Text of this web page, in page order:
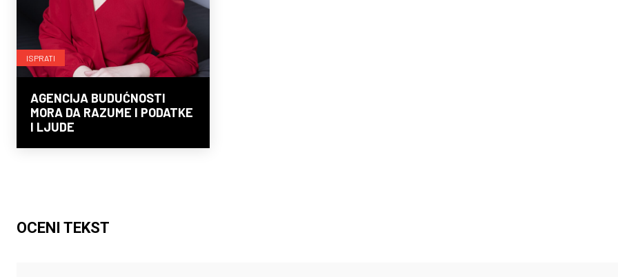
ISPRATI
AGENCIJA BUDUĆNOSTI
MORA DA RAZUME I PODATKE
I LJUDE
OCENI TEKST